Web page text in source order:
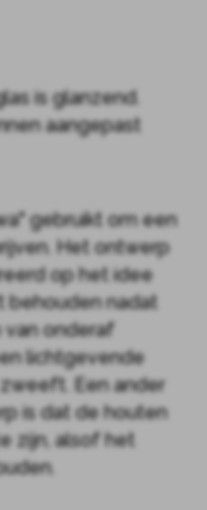
is glanzend.
aangepast
gebruikt om een
Het ontwerp
op het idee
behouden nadat
van onderaf
lichtgevende
Een ander
is dat de houten
zijn, alsof het